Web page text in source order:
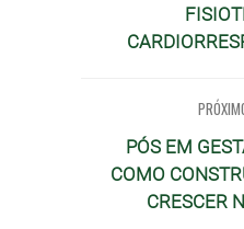
PÓS EM
COMO
CRESCER